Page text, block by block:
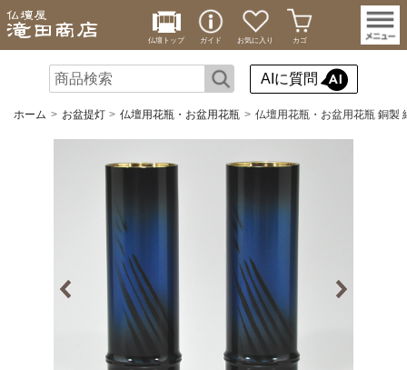
仏壇トップ ガイド お気に入り カゴ
AIに質問
ホーム お盆提灯 仏壇用花瓶・お盆用花瓶 仏壇用花瓶・お盆用花瓶 銅製